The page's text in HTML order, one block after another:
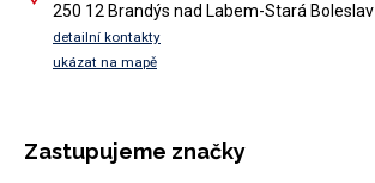
250 12 Brandýs nad Labem-Stará Boleslav
detailní kontakty
ukázat na mapě
Zastupujeme značky